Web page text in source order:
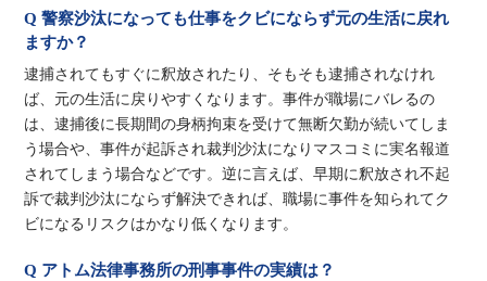
Q 警察沙汰になっても仕事をクビにならず元の生活に戻れ
ますか？
逮捕されてもすぐに釈放されたり、そもそも逮捕されなけれ
ば、元の生活に戻りやすくなります。事件が職場にバレるの
は、逮捕後に長期間の身柄拘束を受けて無断欠勤が続いてしま
う場合や、事件が起訴され裁判沙汰になりマスコミに実名報道
されてしまう場合などです。逆に言えば、早期に釈放され不起
訴で裁判沙汰にならず解決できれば、職場に事件を知られてク
ビになるリスクはかなり低くなります。
Q アトム法律事務所の刑事事件の実績は？